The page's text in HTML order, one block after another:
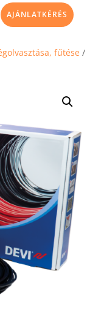
AJÁNLATKÉRÉS
fűtése /